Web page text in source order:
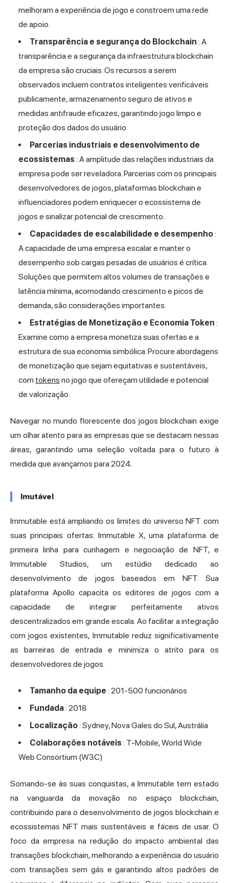
melhoram a experiência de jogo e constroem uma rede
de apoio.
Transparência e segurança do Blockchain : A
transparência e a segurança da infraestrutura blockchain
da empresa são cruciais. Os recursos a serem
observados incluem contratos inteligentes verificáveis
publicamente, armazenamento seguro de ativos e
medidas antifraude eficazes, garantindo jogo limpo e
proteção dos dados do usuário.
Parcerias industriais e desenvolvimento de
ecossistemas : A amplitude das relações industriais da
empresa pode ser reveladora. Parcerias com os principais
desenvolvedores de jogos, plataformas blockchain e
influenciadores podem enriquecer o ecossistema de
jogos e sinalizar potencial de crescimento.
Capacidades de escalabilidade e desempenho:
A capacidade de uma empresa escalar e manter o
desempenho sob cargas pesadas de usuários é crítica.
Soluções que permitem altos volumes de transações e
latência mínima, acomodando crescimento e picos de
demanda, são considerações importantes.
Estratégias de Monetização e Economia Token :
Examine como a empresa monetiza suas ofertas e a
estrutura de sua economia simbólica. Procure abordagens
de monetização que sejam equitativas e sustentáveis,
com tokens no jogo que ofereçam utilidade e potencial
de valorização.
Navegar no mundo florescente dos jogos blockchain exige
um olhar atento para as empresas que se destacam nessas
áreas, garantindo uma seleção voltada para o futuro à
medida que avançamos para 2024.
Imutável
Immutable está ampliando os limites do universo NFT com
suas principais ofertas: Immutable X, uma plataforma de
primeira linha para cunhagem e negociação de NFT, e
Immutable Studios, um estúdio dedicado ao
desenvolvimento de jogos baseados em NFT. Sua
plataforma Apollo capacita os editores de jogos com a
capacidade de integrar perfeitamente ativos
descentralizados em grande escala. Ao facilitar a integração
com jogos existentes, Immutable reduz significativamente
as barreiras de entrada e minimiza o atrito para os
desenvolvedores de jogos.
Tamanho da equipe : 201-500 funcionários
Fundada: 2018
Localização: Sydney, Nova Gales do Sul, Austrália
Colaborações notáveis : T-Mobile, World Wide
Web Consortium (W3C)
Somando-se às suas conquistas, a Immutable tem estado
na vanguarda da inovação no espaço blockchain,
contribuindo para o desenvolvimento de jogos blockchain e
ecossistemas NFT mais sustentáveis e fáceis de usar. O
foco da empresa na redução do impacto ambiental das
transações blockchain, melhorando a experiência do usuário
com transações sem gás e garantindo altos padrões de